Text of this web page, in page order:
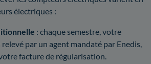
électriques :
: chaque semestre, votre
par un agent mandaté par Enedis,
facture de régularisation.